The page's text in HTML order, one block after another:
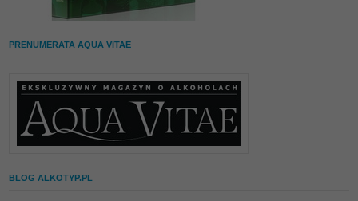
PRENUMERATA AQUA VITAE
BLOG ALKOTYP.PL